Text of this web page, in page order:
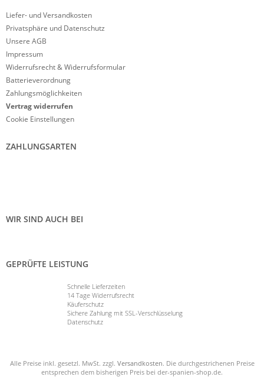
Liefer- und Versandkosten
Privatsphäre und Datenschutz
Unsere AGB
Impressum
Widerrufsrecht & Widerrufsformular
Batterieverordnung
Zahlungsmöglichkeiten
Vertrag widerrufen
Cookie Einstellungen
ZAHLUNGSARTEN
WIR SIND AUCH BEI
GEPRÜFTE LEISTUNG
Schnelle Lieferzeiten
14 Tage Widerrufsrecht
Käuferschutz
Sichere Zahlung mit SSL-Verschlüsselung
Datenschutz
Alle Preise inkl. gesetzl. MwSt. zzgl. Versandkosten. Die durchgestrichenen Preise
entsprechen dem bisherigen Preis bei der-spanien-shop.de.